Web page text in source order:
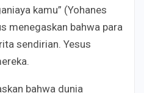
kamu” (Yohanes
menegaskan bahwa para
sendirian. Yesus
bahwa dunia